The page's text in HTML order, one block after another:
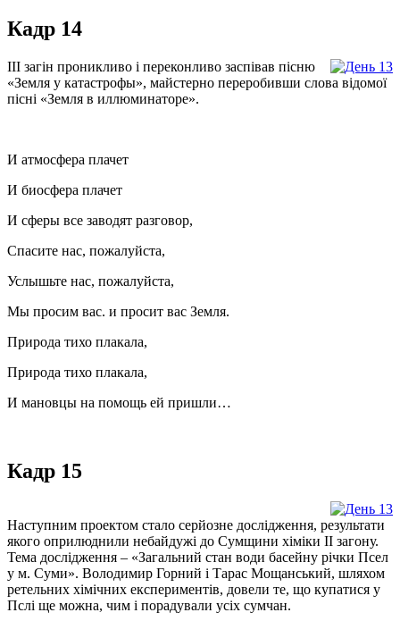
Кадр 14
ІІІ загін проникливо і переконливо заспівав пісню
«Земля у катастрофы», майстерно переробивши слова відомої
пісні «Земля в иллюминаторе».
И атмосфера плачет
И биосфера плачет
И сферы все заводят разговор,
Спасите нас, пожалуйста,
Услышьте нас, пожалуйста,
Мы просим вас. и просит вас Земля.
Природа тихо плакала,
Природа тихо плакала,
И мановцы на помощь ей пришли…
Кадр 15
Наступним проектом стало серйозне дослідження, результати
якого оприлюднили небайдужі до Сумщини хіміки ІІ загону.
Тема дослідження – «Загальний стан води басейну річки Псел
у м. Суми». Володимир Горний і Тарас Мощанський, шляхом
ретельних хімічних експериментів, довели те, що купатися у
Пслі ще можна, чим і порадували усіх сумчан.